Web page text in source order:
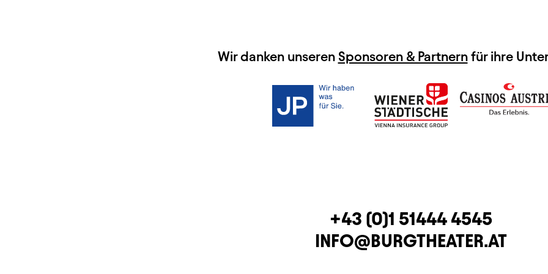
Wir danken unseren Sponsoren & Partnernfür ihre
TELEFON
+43 (0)1 51444 4545
E-MAIL
INFO@BURGTHEATER.AT